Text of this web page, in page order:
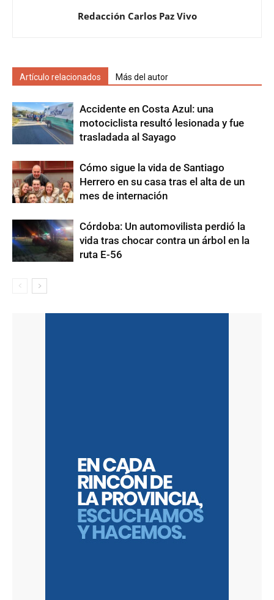
Redacción Carlos Paz Vivo
Artículo relacionados Más del autor
Accidente en Costa Azul: una
motociclista resultó lesionada y fue
trasladada al Sayago
Cómo sigue la vida de Santiago
Herrero en su casa tras el alta de un
mes de internación
Córdoba: Un automovilista perdió la
vida tras chocar contra un árbol en la
ruta E-56